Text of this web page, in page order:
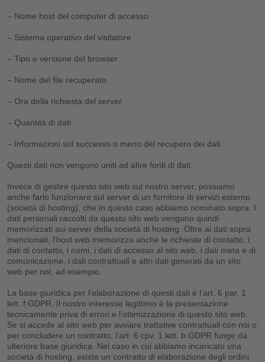
– Nome host del computer di accesso
– Sistema operativo del visitatore
– Tipo e versione del browser
– Nome del file recuperato
– Ora della richiesta del server
– Quantità di dati
– Informazioni sul successo o meno del recupero dei dati
Questi dati non vengono uniti ad altre fonti di dati.
Invece di gestire questo sito web sul nostro server, possiamo
anche farlo funzionare sul server di un fornitore di servizi esterno
(società di hosting), che in questo caso abbiamo nominato sopra. I
dati personali raccolti da questo sito web vengono quindi
memorizzati sui server della società di hosting. Oltre ai dati sopra
menzionati, l’host web memorizza anche le richieste di contatto, i
dati di contatto, i nomi, i dati di accesso al sito web, i dati meta e di
comunicazione, i dati contrattuali e altri dati generati da un sito
web per noi, ad esempio.
La base giuridica per l’elaborazione di questi dati è l’art. 6 par. 1
lett. f GDPR. Il nostro interesse legittimo è la presentazione
tecnicamente priva di errori e l’ottimizzazione di questo sito web.
Se si accede al sito web per avviare trattative contrattuali con noi o
per concludere un contratto, l’art. 6 cpv. 1 lett. b GDPR funge da
ulteriore base giuridica. Nel caso in cui abbiamo incaricato una
società di hosting, esiste un contratto di elaborazione degli ordini